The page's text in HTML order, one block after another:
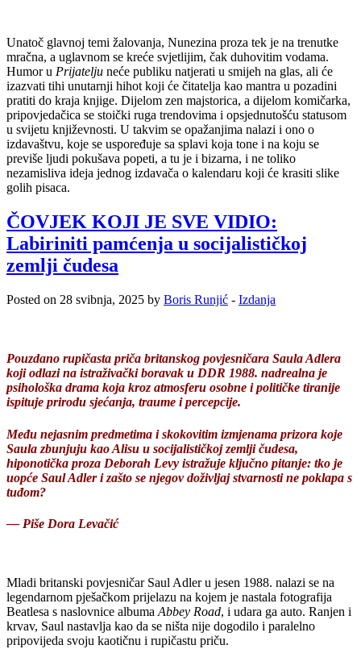
Unatoč glavnoj temi žalovanja, Nunezina proza tek je na trenutke
mračna, a uglavnom se kreće svjetlijim, čak duhovitim vodama.
Humor u Prijatelju neće publiku natjerati u smijeh na glas, ali će
izazvati tihi unutarnji hihot koji će čitatelja kao mantra u pozadini
pratiti do kraja knjige. Dijelom zen majstorica, a dijelom komičarka,
pripovjedačica se stoički ruga trendovima i opsjednutošću statusom
u svijetu književnosti. U takvim se opažanjima nalazi i ono o
izdavaštvu, koje se uspoređuje sa splavi koja tone i na koju se
previše ljudi pokušava popeti, a tu je i bizarna, i ne toliko
nezamisliva ideja jednog izdavača o kalendaru koji će krasiti slike
golih pisaca.
ČOVJEK KOJI JE SVE VIDIO:
Labiriniti pamćenja u socijalističkoj
zemlji čudesa
Posted on 28 svibnja, 2025 by Boris Runjić - Izdanja
Pouzdano rupičasta priča britanskog povjesničara Saula Adlera
koji odlazi na istraživački boravak u DDR 1988. nadrealna je
psihološka drama koja kroz atmosferu osobne i političke tiranije
ispituje prirodu sjećanja, traume i percepcije.
Među nejasnim predmetima i skokovitim izmjenama prizora koje
Saula zbunjuju kao Alisu u socijalističkoj zemlji čudesa,
hiponotička proza Deborah Levy istražuje ključno pitanje: tko je
uopće Saul Adler i zašto se njegov doživljaj stvarnosti ne poklapa s
tuđom?
— Piše Dora Levačić
Mladi britanski povjesničar Saul Adler u jesen 1988. nalazi se na
legendarnom pješačkom prijelazu na kojem je nastala fotografija
Beatlesa s naslovnice albuma Abbey Road, i udara ga auto. Ranjen i
krvav, Saul nastavlja kao da se ništa nije dogodilo i paralelno
pripovijeda svoju kaotičnu i rupičastu priču.